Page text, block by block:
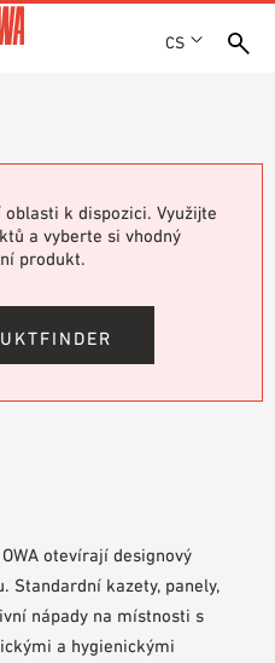
CS
k dispozici. Využijte
a vyberte si vhodný
produkt.
otevírají designový
Standardní kazety, panely,
nápady na místnosti s
a hygienickými